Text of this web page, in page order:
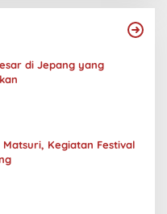
di Jepang yang
Kegiatan Festival